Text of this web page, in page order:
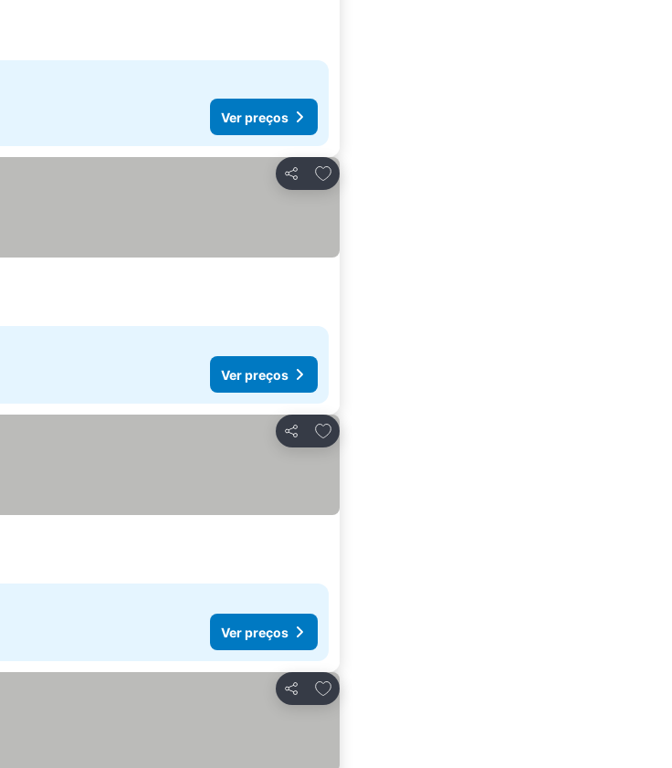
Ver preços
Partilhar
Adicionar aos favoritos
Ver preços
Partilhar
Adicionar aos favoritos
Ver preços
Partilhar
Adicionar aos favoritos